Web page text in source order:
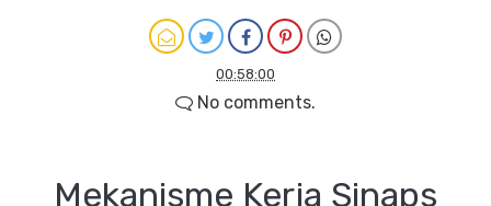
00:58:00
No comments.
Mekanisme Kerja Sinaps